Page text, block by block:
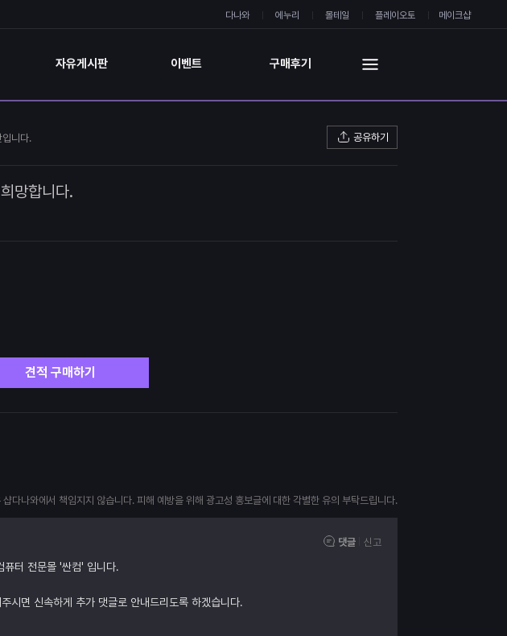
다나와 에누리 몰테일 플레이오토 메이크샵
자유게시판 이벤트 구매후기
니다. 공유하기
망합니다.
견적 구매하기
다나와에서 책임지지 않습니다. 피해 예방을 위해 광고성 홍보글에 대한 각별한 유의 부탁드립니다.
댓글 신고
퓨터 전문몰 '싼컴' 입니다.
시면 신속하게 추가 댓글로 안내드리도록 하겠습니다.